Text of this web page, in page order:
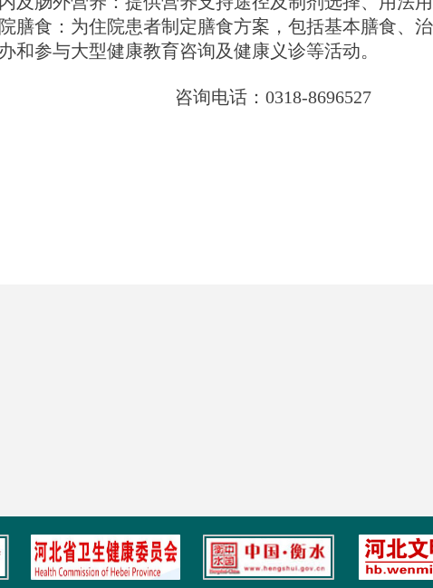
膳食：为住院患者制定膳食方案，包括基本膳食、治
和参与大型健康教育咨询及健康义诊等活动。
询电话： 0318-8696527